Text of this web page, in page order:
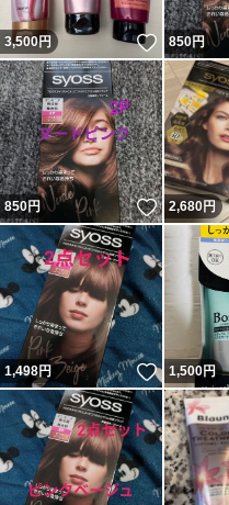
3,500円 いいね！
850円
850円 いいね！
2,680円
1,498円 いいね！
1,500円